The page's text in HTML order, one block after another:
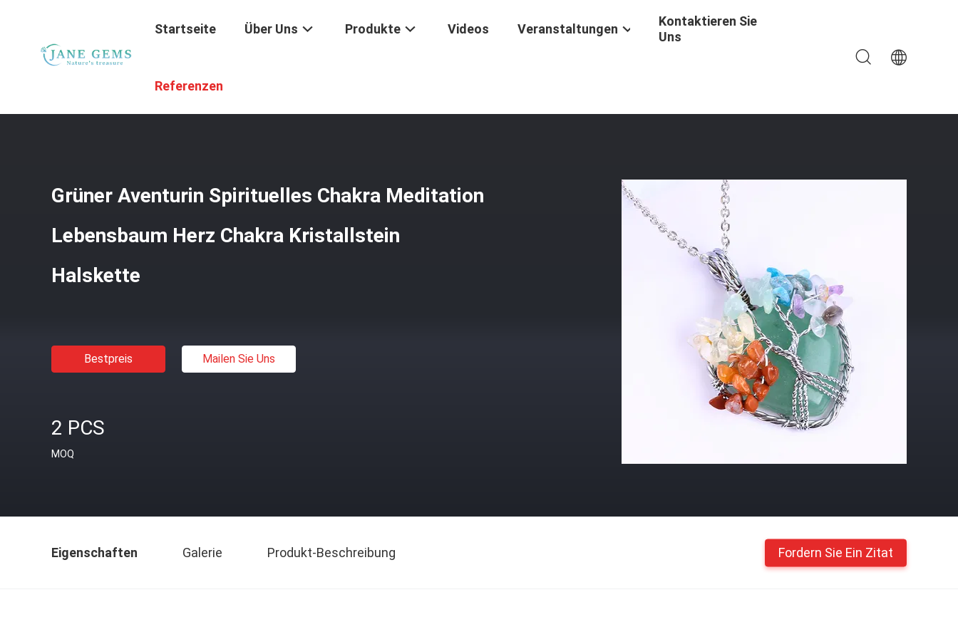
Startseite Über Uns Produkte Videos Veranstaltungen
Kontaktieren Sie
Uns
Referenzen
Grüner Aventurin Spirituelles Chakra Meditation
Lebensbaum Herz Chakra Kristallstein
Halskette
Bestpreis Mailen Sie Uns
2 PCS
MOQ
Eigenschaften Galerie Produkt-Beschreibung Fordern Sie Ein Zitat